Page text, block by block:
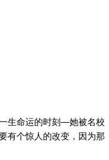
生命运的时刻—她被名校
有个惊人的改变，因为那